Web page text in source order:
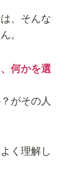
、そんな
。
何かを選
がその人
く理解し